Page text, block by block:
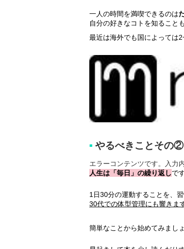
一人の時間を満喫できるのは
自分の好きなコトを知ること
最近は海外でも国によっては
■ やるべきことその
エラーコンテンツです。入力
人生は「毎日」の繰り返しで
1日30分の運動することを、
30代での体型管理にも響きま
簡単なことから始めてみまし